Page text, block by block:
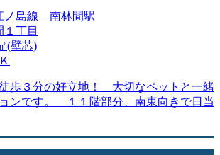
ノ島線 南林間駅
１丁目
(壁芯)
徒歩３分の好立地！ 大切なペットと一緒
ンです。 １１階部分、南東向きで日当